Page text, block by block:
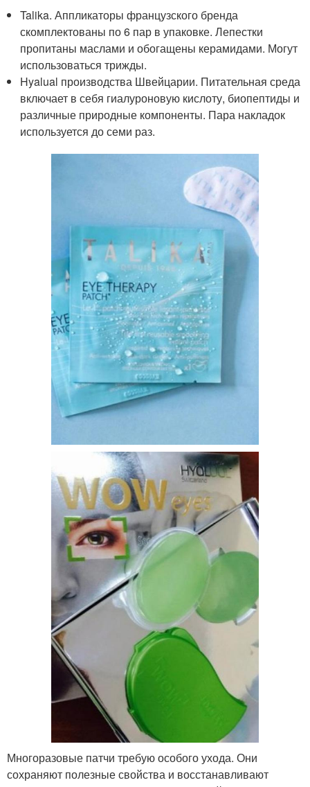
Talika. Аппликаторы французского бренда
скомплектованы по 6 пар в упаковке. Лепестки
пропитаны маслами и обогащены керамидами. Могут
использоваться трижды.
Hyalual производства Швейцарии. Питательная среда
включает в себя гиалуроновую кислоту, биопептиды и
различные природные компоненты. Пара накладок
используется до семи раз.
Многоразовые патчи требую особого ухода. Они
сохраняют полезные свойства и восстанавливают